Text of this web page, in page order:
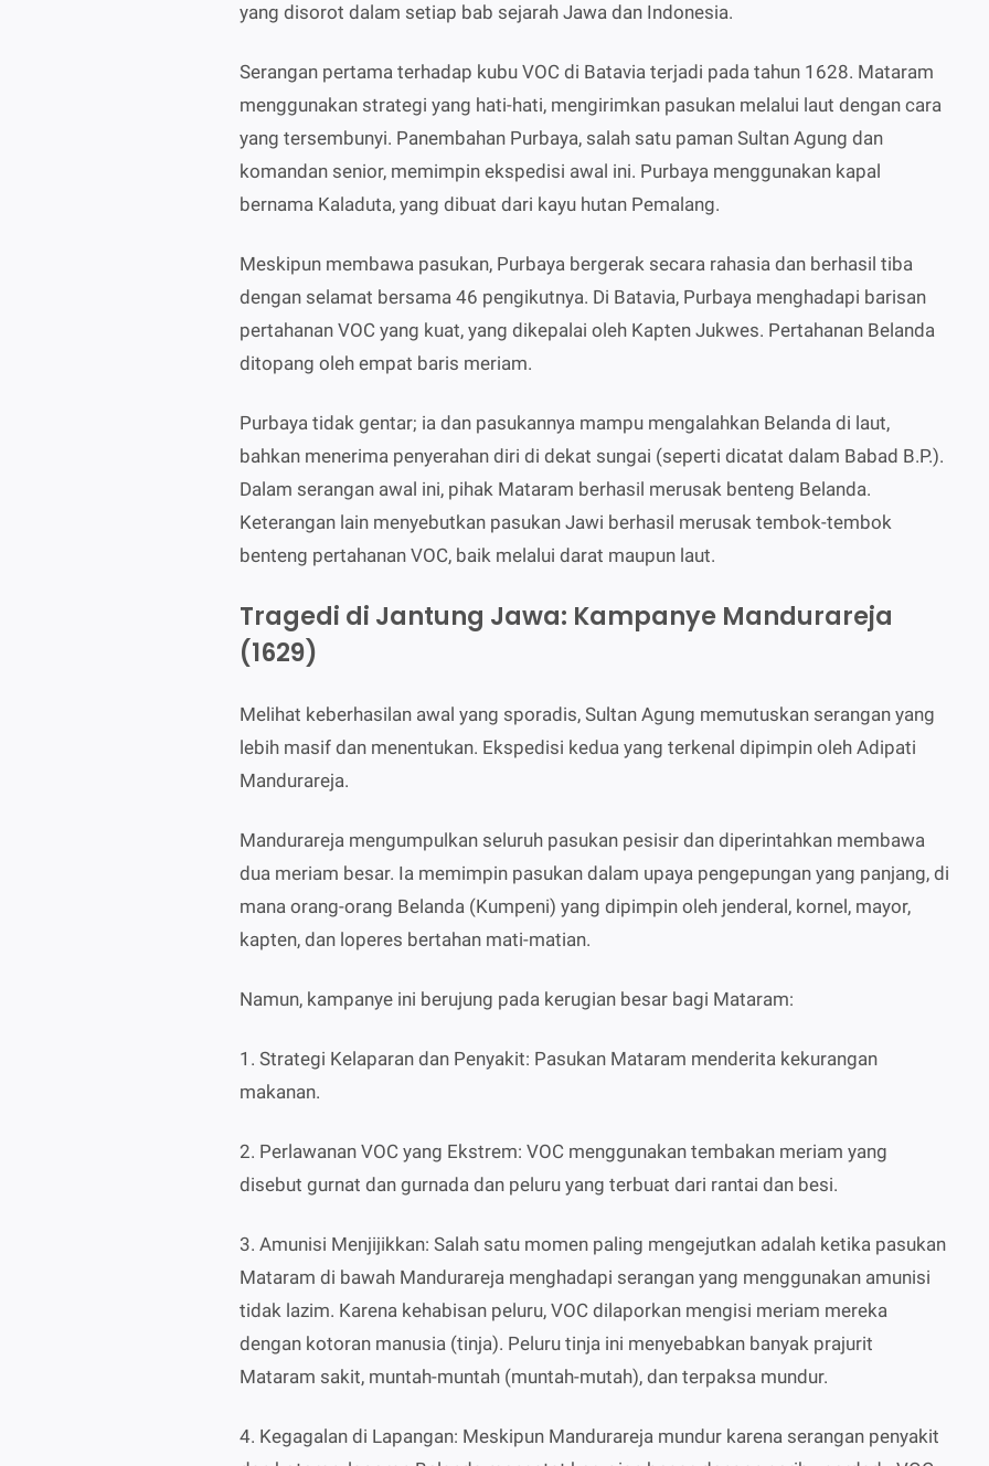
yang disorot dalam setiap bab sejarah Jawa dan Indonesia.
Serangan pertama terhadap kubu VOC di Batavia terjadi pada tahun 1628. Mataram
menggunakan strategi yang hati-hati, mengirimkan pasukan melalui laut dengan cara
yang tersembunyi. Panembahan Purbaya, salah satu paman Sultan Agung dan
komandan senior, memimpin ekspedisi awal ini. Purbaya menggunakan kapal
bernama Kaladuta, yang dibuat dari kayu hutan Pemalang.
Meskipun membawa pasukan, Purbaya bergerak secara rahasia dan berhasil tiba
dengan selamat bersama 46 pengikutnya. Di Batavia, Purbaya menghadapi barisan
pertahanan VOC yang kuat, yang dikepalai oleh Kapten Jukwes. Pertahanan Belanda
ditopang oleh empat baris meriam.
Purbaya tidak gentar; ia dan pasukannya mampu mengalahkan Belanda di laut,
bahkan menerima penyerahan diri di dekat sungai (seperti dicatat dalam Babad B.P.).
Dalam serangan awal ini, pihak Mataram berhasil merusak benteng Belanda.
Keterangan lain menyebutkan pasukan Jawi berhasil merusak tembok-tembok
benteng pertahanan VOC, baik melalui darat maupun laut.
Tragedi di Jantung Jawa: Kampanye Mandurareja
(1629)
Melihat keberhasilan awal yang sporadis, Sultan Agung memutuskan serangan yang
lebih masif dan menentukan. Ekspedisi kedua yang terkenal dipimpin oleh Adipati
Mandurareja.
Mandurareja mengumpulkan seluruh pasukan pesisir dan diperintahkan membawa
dua meriam besar. Ia memimpin pasukan dalam upaya pengepungan yang panjang, di
mana orang-orang Belanda (Kumpeni) yang dipimpin oleh jenderal, kornel, mayor,
kapten, dan loperes bertahan mati-matian.
Namun, kampanye ini berujung pada kerugian besar bagi Mataram:
1. Strategi Kelaparan dan Penyakit: Pasukan Mataram menderita kekurangan
makanan.
2. Perlawanan VOC yang Ekstrem: VOC menggunakan tembakan meriam yang
disebut gurnat dan gurnada dan peluru yang terbuat dari rantai dan besi.
3. Amunisi Menjijikkan: Salah satu momen paling mengejutkan adalah ketika pasukan
Mataram di bawah Mandurareja menghadapi serangan yang menggunakan amunisi
tidak lazim. Karena kehabisan peluru, VOC dilaporkan mengisi meriam mereka
dengan kotoran manusia (tinja). Peluru tinja ini menyebabkan banyak prajurit
Mataram sakit, muntah-muntah (muntah-mutah), dan terpaksa mundur.
4. Kegagalan di Lapangan: Meskipun Mandurareja mundur karena serangan penyakit